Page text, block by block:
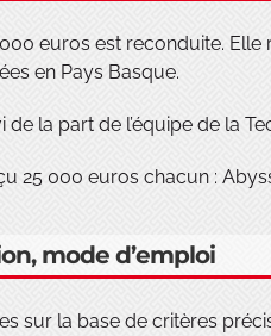
euros est reconduite.
en Pays Basque.
de la part de l’équipe de la
25 000 euros chacun :
mode d’emploi
sur la base de critères